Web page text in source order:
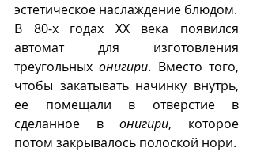
эстетическое наслаждение блюдом.
В 80-х годах ХХ века появился
автомат для изготовления
треугольных онигири. Вместо того,
чтобы закатывать начинку внутрь,
ее помещали в отверстие в
сделанное в онигири, которое